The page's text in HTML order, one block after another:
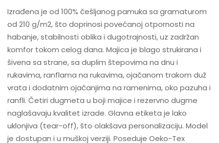
Izrađena je od 100% češljanog pamuka sa gramaturom
od 210 g/m2, što doprinosi povećanoj otpornosti na
habanje, stabilnosti oblika i dugotrajnosti, uz zadržan
komfor tokom celog dana. Majica je blago strukirana i
šivena sa strane, sa duplim štepovima na dnu i
rukavima, ranflama na rukavima, ojačanom trakom duž
vrata i dodatnim ojačanjima na ramenima, oko pazuha i
ranfli. Četiri dugmeta u boji majice i rezervno dugme
naglašavaju kvalitet izrade. Glavna etiketa je lako
uklonjiva (tear-off), što olakšava personalizaciju. Model
je dostupan i u muškoj verziji. Poseduje Oeko-Tex